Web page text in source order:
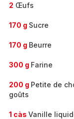
2 Œufs
170 g Sucre
170 g Beurre
300 g Farine
200 g Petite de
goûts
1 càs Vanille